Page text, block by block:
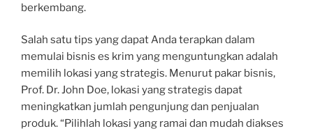
berkembang.
Salah satu tips yang dapat Anda terapkan dalam
memulai bisnis es krim yang menguntungkan adalah
memilih lokasi yang strategis. Menurut pakar bisnis,
Prof. Dr. John Doe, lokasi yang strategis dapat
meningkatkan jumlah pengunjung dan penjualan
produk. “Pilihlah lokasi yang ramai dan mudah diakses